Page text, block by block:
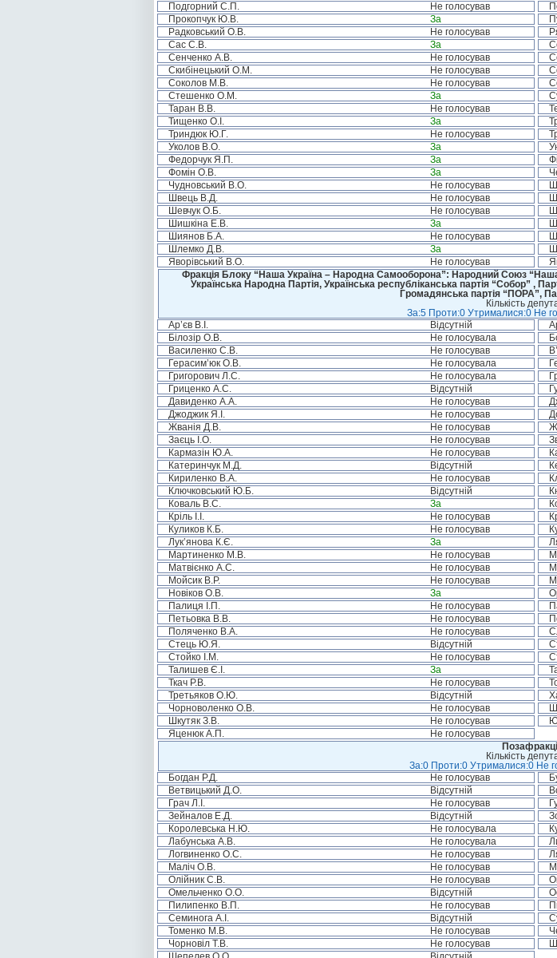
Подгорний С.П.
Не голосував
Прокопчук Ю.В.
За
Радковський О.В.
Не голосував
Сас С.В.
За
Сенченко А.В.
Не голосував
Скибінецький О.М.
Не голосував
Соколов М.В.
Не голосував
Стешенко О.М.
За
Таран В.В.
Не голосував
Тищенко О.І.
За
Триндюк Ю.Г.
Не голосував
Уколов В.О.
За
Федорчук Я.П.
За
Фомін О.В.
За
Чудновський В.О.
Не голосував
Швець В.Д.
Не голосував
Шевчук О.Б.
Не голосував
Шишкіна Е.В.
За
Шиянов Б.А.
Не голосував
Шлемко Д.В.
За
Яворівський В.О.
Не голосував
Фракція Блоку “Наша Україна – Народна Самооборона”: Народний Союз “Наша
Українська Народна Партія, Українська республіканська партія “Собор” ,
Громадянська партія “ПОРА”,
Кількість
За:5 Проти:0 Утрималися:0 Не
Ар’єв В.І.
Відсутній
Білозір О.В.
Не голосувала
Василенко С.В.
Не голосував
Герасим’юк О.В.
Не голосувала
Григорович Л.С.
Не голосувала
Гриценко А.С.
Відсутній
Давиденко А.А.
Не голосував
Джоджик Я.І.
Не голосував
Жванія Д.В.
Не голосував
Заєць І.О.
Не голосував
Кармазін Ю.А.
Не голосував
Катеринчук М.Д.
Відсутній
Кириленко В.А.
Не голосував
Ключковський Ю.Б.
Відсутній
Коваль В.С.
За
Кріль І.І.
Не голосував
Куликов К.Б.
Не голосував
Лук’янова К.Є.
За
Мартиненко М.В.
Не голосував
Матвієнко А.С.
Не голосував
Мойсик В.Р.
Не голосував
Новіков О.В.
За
Палиця І.П.
Не голосував
Петьовка В.В.
Не голосував
Поляченко В.А.
Не голосував
Стець Ю.Я.
Відсутній
Стойко І.М.
Не голосував
Талишев Є.І.
За
Ткач Р.В.
Не голосував
Третьяков О.Ю.
Відсутній
Чорноволенко О.В.
Не голосував
Шкутяк З.В.
Не голосував
Яценюк А.П.
Не голосував
Кількість
За:0 Проти:0 Утрималися:0 Не
Богдан Р.Д.
Не голосував
Ветвицький Д.О.
Відсутній
Грач Л.І.
Не голосував
Зейналов Е.Д.
Відсутній
Королевська Н.Ю.
Не голосувала
Лабунська А.В.
Не голосувала
Логвиненко О.С.
Не голосував
Маліч О.В.
Не голосував
Олійник С.В.
Не голосував
Омельченко О.О.
Відсутній
Пилипенко В.П.
Не голосував
Семинога А.І.
Відсутній
Томенко М.В.
Не голосував
Чорновіл Т.В.
Не голосував